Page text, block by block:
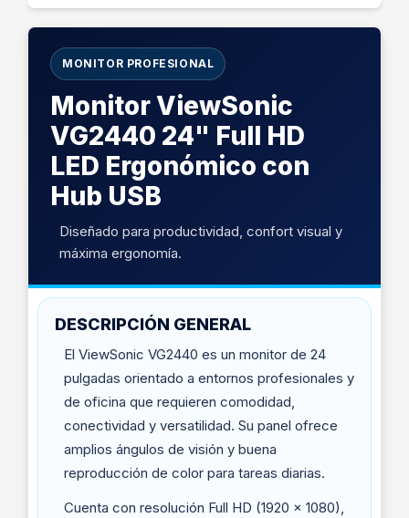
MONITOR PROFESIONAL
Monitor ViewSonic
VG2440 24" Full HD
LED Ergonómico con
Hub USB
Diseñado para productividad, confort visual y
máxima ergonomía.
DESCRIPCIÓN GENERAL
El ViewSonic VG2440 es un monitor de 24
pulgadas orientado a entornos profesionales y
de oficina que requieren comodidad,
conectividad y versatilidad. Su panel ofrece
amplios ángulos de visión y buena
reproducción de color para tareas diarias.
Cuenta con resolución Full HD (1920 x 1080),